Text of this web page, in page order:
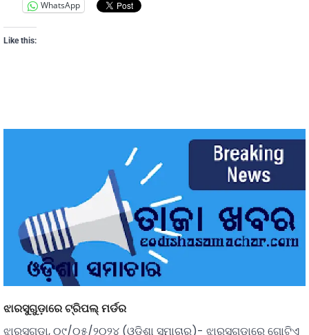
WhatsApp
Like this:
ଝାରସୁଗୁଡ଼ାରେ ଟ୍ରିପଲ୍ ମର୍ଡର
ଝାରସୁଗୁଡ଼ା, ୦୯/୦୫/୨୦୨୪ (ଓଡ଼ିଶା ସମାଚାର)- ଝାରସୁଗୁଡ଼ାରେ ଗୋଟିଏ